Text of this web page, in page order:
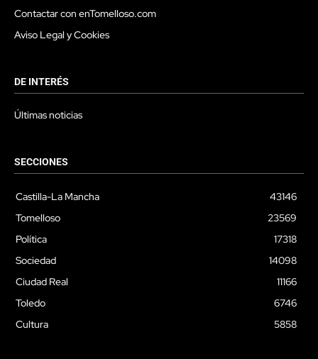
Contactar con enTomelloso.com
Aviso Legal y Cookies
DE INTERÉS
Últimas noticias
SECCIONES
Castilla-La Mancha
43146
Tomelloso
23569
Política
17318
Sociedad
14098
Ciudad Real
11166
Toledo
6746
Cultura
5858